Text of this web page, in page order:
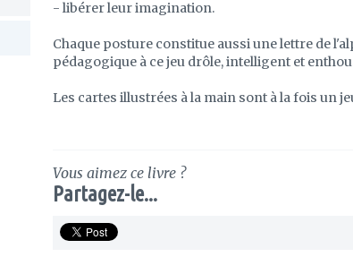
- libérer leur imagination.
Chaque posture constitue aussi une lettre de
pédagogique à ce jeu drôle, intelligent et
Les cartes illustrées à la main sont à la fois un
Vous aimez ce livre ?
Partagez-le...